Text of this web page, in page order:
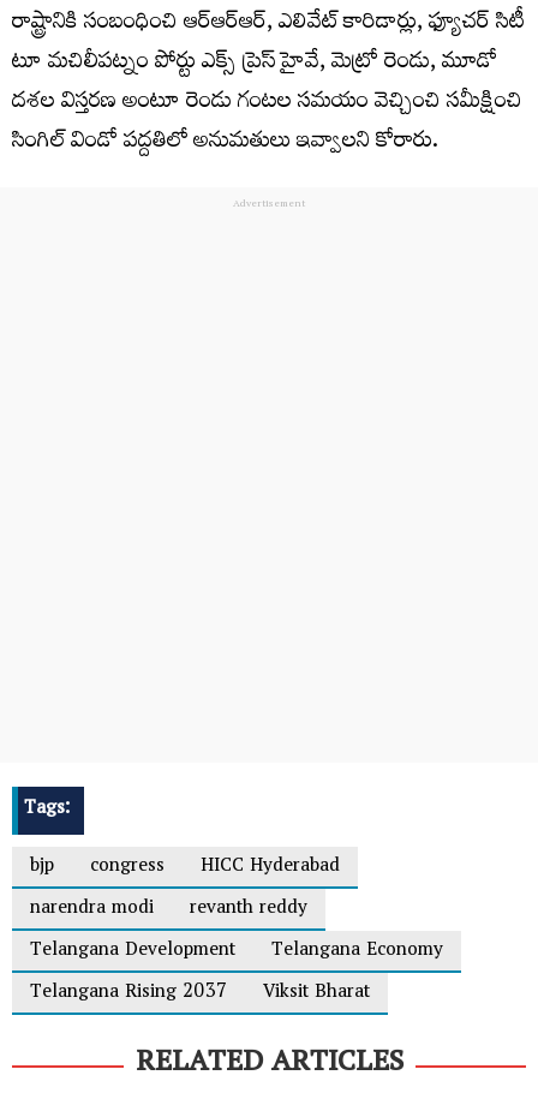
రాష్ట్రానికి సంబంధించి ఆర్ఆర్ఆర్, ఎలివేట్ కారిడార్లు, ఫ్యూచర్ సిటీ
టూ మచిలీపట్నం పోర్టు ఎక్స్ ప్రెస్ హైవే, మెట్రో రెండు, మూడో
దశల విస్తరణ అంటూ రెండు గంటల సమయం వెచ్చించి సమీక్షించి
సింగిల్ విండో పద్దతిలో అనుమతులు ఇవ్వాలని కోరారు.
Tags:
bjp
congress
HICC Hyderabad
narendra modi
revanth reddy
Telangana Development
Telangana Economy
Telangana Rising 2037
Viksit Bharat
RELATED ARTICLES